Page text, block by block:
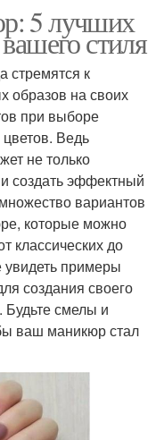
5 лучших
стиля
стремятся к
образов на своих
при выборе
Ведь
не только
создать эффектный
вариантов
которые можно
классических до
примеры
создания своего
Будьте смелы и
ваш маникюр стал